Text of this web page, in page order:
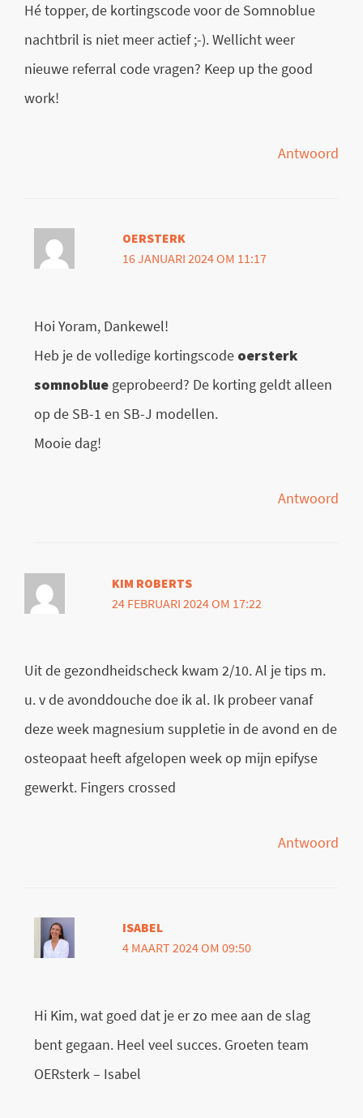
Hé topper, de kortingscode voor de Somnoblue
nachtbril is niet meer actief ;-). Wellicht weer
nieuwe referral code vragen? Keep up the good
work!
Antwoord
OERSTERK
16 JANUARI 2024 OM 11:17
Hoi Yoram, Dankewel!
Heb je de volledige kortingscode oersterk
somnoblue geprobeerd? De korting geldt alleen
op de SB-1 en SB-J modellen.
Mooie dag!
Antwoord
KIM ROBERTS
24 FEBRUARI 2024 OM 17:22
Uit de gezondheidscheck kwam 2/10. Al je tips m.
u. v de avonddouche doe ik al. Ik probeer vanaf
deze week magnesium suppletie in de avond en de
osteopaat heeft afgelopen week op mijn epifyse
gewerkt. Fingers crossed
Antwoord
ISABEL
4 MAART 2024 OM 09:50
Hi Kim, wat goed dat je er zo mee aan de slag
bent gegaan. Heel veel succes. Groeten team
OERsterk – Isabel